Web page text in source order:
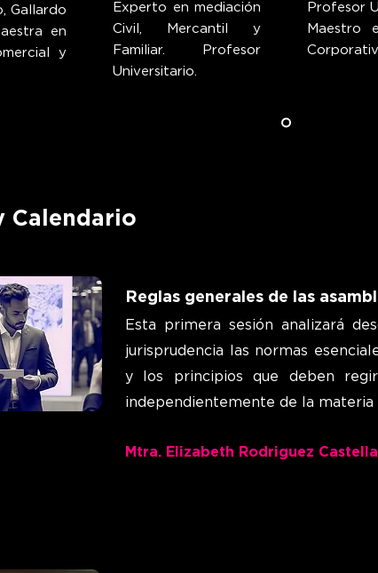
Gallardo
en
y
Experto en mediación
Civil, Mercantil y
Familiar. Profesor
Universitario.
Profesor
Maestro
Calendario
Reglas generales de las
Esta primera sesión analizará
jurisprudencia las normas
y los principios que deben
independientemente de la materia
Mtra. Elizabeth Rodriguez